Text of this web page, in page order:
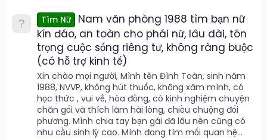
Tìm Nữ
Nam văn phòng 1988 tìm bạn nữ
kín đáo, an toàn cho phái nữ, lâu dài, tôn
trọng cuộc sống riêng tư, không ràng buộc
(có hỗ trợ kinh tế)
Xin chào mọi người, Mình tên Đình Toàn, sinh năm
1988, NVVP, không hút thuốc, không xăm mình, có
học thức , vui vẻ, hòa đồng, có kinh nghiệm chuyện
chăn gối và thích làm hài lòng, chiều chuộng đối
phương. Mình chia tay bạn gái đã lâu nên cũng có
nhu cầu sinh lý cao. Mình đang tìm mối quan hệ...